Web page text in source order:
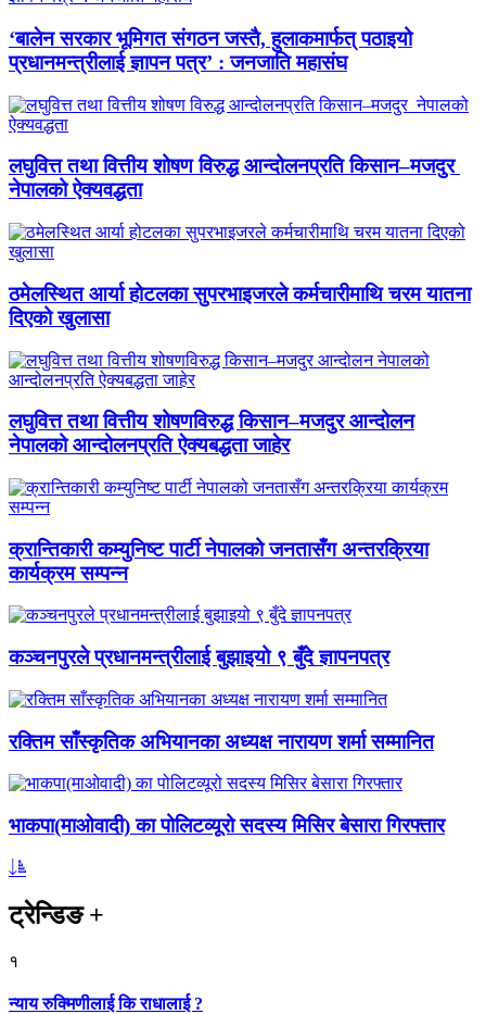
‘बालेन सरकार भूमिगत संगठन जस्तै, हुलाकमार्फत् पठाइयो
प्रधानमन्त्रीलाई ज्ञापन पत्र’ : जनजाति महासंघ
लघुवित्त तथा वित्तीय शोषण विरुद्ध आन्दोलनप्रति किसान–मजदुर
नेपालको ऐक्यवद्धता
ठमेलस्थित आर्या होटलका सुपरभाइजरले कर्मचारीमाथि चरम यातना
दिएको खुलासा
लघुवित्त तथा वित्तीय शोषणविरुद्ध किसान–मजदुर आन्दोलन
नेपालको आन्दोलनप्रति ऐक्यबद्धता जाहेर
क्रान्तिकारी कम्युनिष्ट पार्टी नेपालको जनतासँग अन्तरक्रिया
कार्यक्रम सम्पन्न
कञ्चनपुरले प्रधानमन्त्रीलाई बुझाइयो ९ बुँदे ज्ञापनपत्र
रक्तिम साँस्कृतिक अभियानका अध्यक्ष नारायण शर्मा सम्मानित
भाकपा(माओवादी) का पोलिटव्यूरो सदस्य मिसिर बेसारा गिरफ्तार
ट्रेन्डिङ+
१
न्याय रुक्मिणीलाई कि राधालाई ?